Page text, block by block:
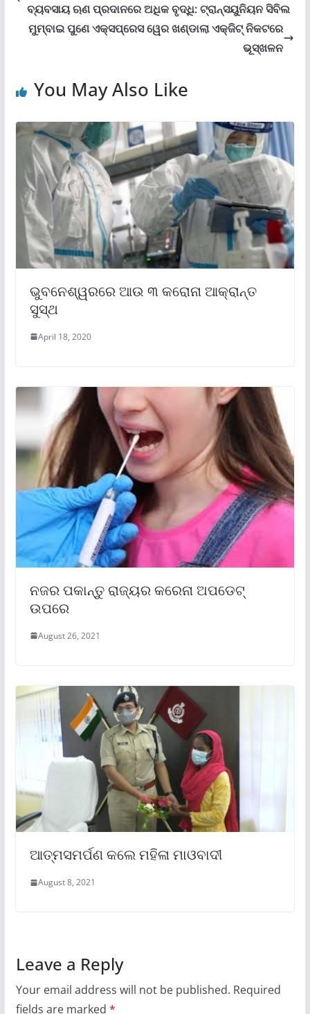
ବ୍ୟବସାୟ ଋଣ ପ୍ରଦାନରେ ଅଧିକ ବୃଦ୍ଧି: ଟ୍ରାନ୍ସୟୁନିୟନ ସିବିଲ
ମୁମ୍ବାଇ ପୁଣେ ଏକ୍ସପ୍ରେସ ୱେର ଖଣ୍ଡାଲା ଏକ୍ଜିଟ୍ ନିକଟରେ
ଭୂସ୍ଖଳନ
You May Also Like
ଭୁବନେଶ୍ୱରରେ ଆଉ ୩ କରୋନା ଆକ୍ରାନ୍ତ
ସୁସ୍ଥ
April 18, 2020
ନଜର ପକାନ୍ତୁ ରାଜ୍ୟର କରେନା ଅପଡେଟ୍
ଉପରେ
August 26, 2021
ଆତ୍ମସମର୍ପଣ କଲେ ମହିଳା ମାଓବାଦୀ
August 8, 2021
Leave a Reply
Your email address will not be published. Required
fields are marked *